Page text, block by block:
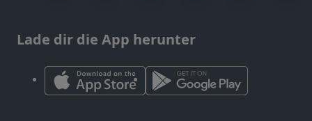
Lade dir die App herunter